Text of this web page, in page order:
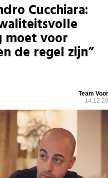
Cucchiara:
moet voor
de regel zijn”
Team